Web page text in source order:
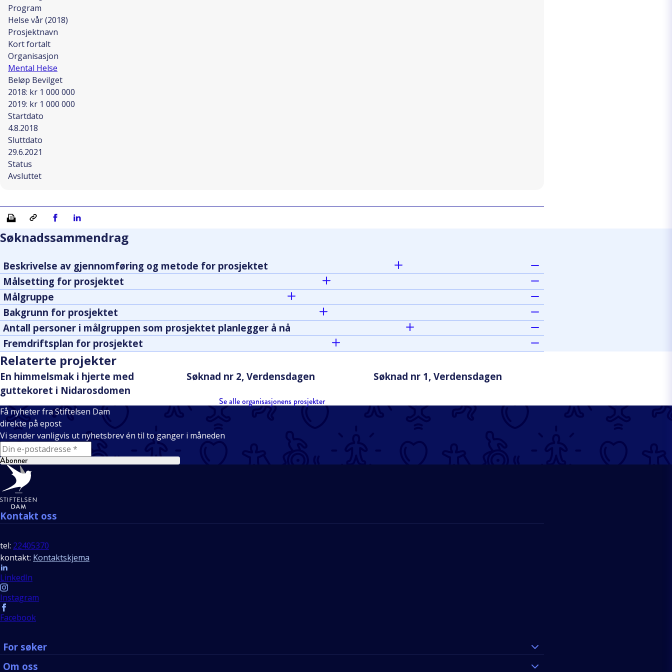
Program
Helse vår (2018)
Prosjektnavn
Kort fortalt
Organisasjon
Mental Helse
Beløp Bevilget
2018: kr 1 000 000
2019: kr 1 000 000
Startdato
4.8.2018
Sluttdato
29.6.2021
Status
Avsluttet
Skriv ut Kopiera länkDel på Facebook
Del på Linkedin
Søknadssammendrag
Beskrivelse av gjennomføring og metode for prosjektet
Målsetting for prosjektet
Målgruppe
Bakgrunn for prosjektet
Antall personer i målgruppen som prosjektet planlegger å nå
Fremdriftsplan for prosjektet
Relaterte projekter
En himmelsmak i hjerte med
guttekoret i Nidarosdomen
Søknad nr 2, Verdensdagen Søknad nr 1, Verdensdagen
Se alle organisasjonens prosjekter
Få nyheter fra Stiftelsen Dam
direkte på epost
Vi sender vanligvis ut nyhetsbrev én til to ganger i måneden
E-mail
Abonner
Bunntekst
Kontakt oss
tel: 22405370
kontakt: Kontaktskjema
Follow us
LinkedIn
Instagram
Facebook
For søker
Om oss